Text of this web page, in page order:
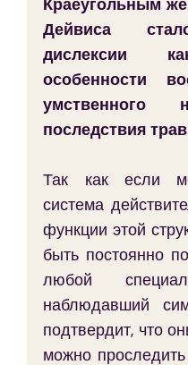
Дейвиса
дислексии
особенности
умственного
последствия
Так как если
система
функции этой
быть постоянно
любой
наблюдавший
подтвердит, что
можно